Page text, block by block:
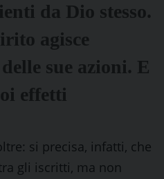
da Dio stesso.
agisce
sue azioni. E
effetti
si precisa, infatti, che
gli iscritti, ma non